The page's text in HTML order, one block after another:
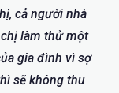
cả người nhà
làm thử một
gia đình vì sợ
sẽ không thu